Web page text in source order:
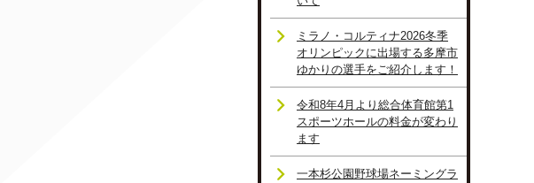
ミラノ・コルティナ2026冬季
オリンピックに出場する多摩市
ゆかりの選手をご紹介します！
令和8年4月より総合体育館第1
スポーツホールの料金が変わり
ます
一本杉公園野球場ネーミングラ